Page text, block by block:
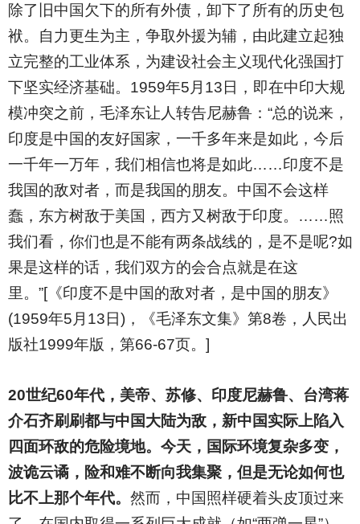
除了旧中国欠下的所有外债，卸下了所有的历史包
袱。自力更生为主，争取外援为辅，由此建立起独
立完整的工业体系，为建设社会主义现代化强国打
下坚实经济基础。1959年5月13日，即在中印大规
模冲突之前，毛泽东让人转告尼赫鲁：“总的说来，
印度是中国的友好国家，一千多年来是如此，今后
一千年一万年，我们相信也将是如此……印度不是
我国的敌对者，而是我国的朋友。中国不会这样
蠢，东方树敌于美国，西方又树敌于印度。……照
我们看，你们也是不能有两条战线的，是不是呢?如
果是这样的话，我们双方的会合点就是在这
里。”[《印度不是中国的敌对者，是中国的朋友》
(1959年5月13日)，《毛泽东文集》第8卷，人民出
版社1999年版，第66-67页。]
20世纪60年代，美帝、苏修、印度尼赫鲁、台湾蒋
介石齐刷刷都与中国大陆为敌，新中国实际上陷入
四面环敌的危险境地。今天，国际环境复杂多变，
波诡云谲，险和难不断向我集聚，但是无论如何也
比不上那个年代。 然而，中国照样硬着头皮顶过来